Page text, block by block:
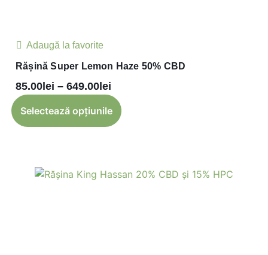
Adaugă la favorite
Rășină Super Lemon Haze 50% CBD
85.00lei – 649.00lei
Selectează opțiunile